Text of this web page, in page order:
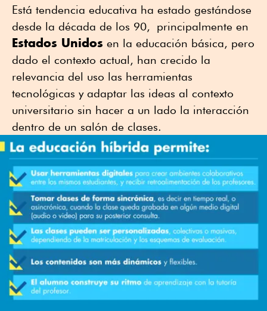
Está tendencia educativa ha estado gestándose
desde la década de los 90, principalmente en
Estados Unidos en la educación básica, pero
dado el contexto actual, han crecido la
relevancia del uso las herramientas
tecnológicas y adaptar las ideas al contexto
universitario sin hacer a un lado la interacción
dentro de un salón de clases.